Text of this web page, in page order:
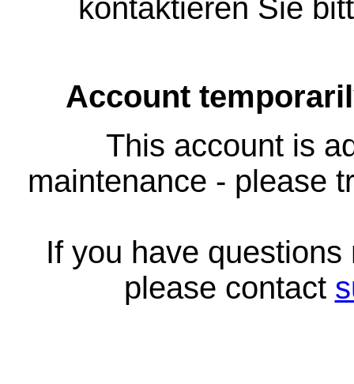
kontaktieren Sie
Account
This account is
maintenance - please
If you have
please contact